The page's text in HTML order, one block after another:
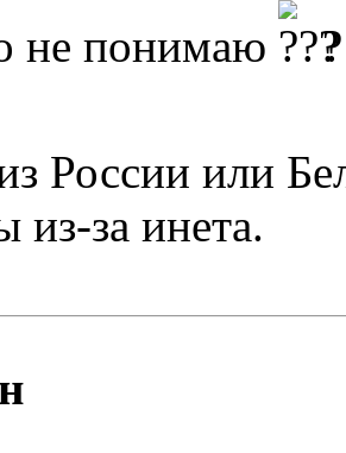
не понимаю
?
России или
из-за инета.